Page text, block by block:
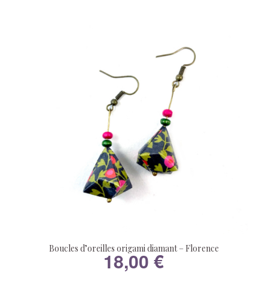
Boucles d’oreilles origami diamant – Florence
18,00€